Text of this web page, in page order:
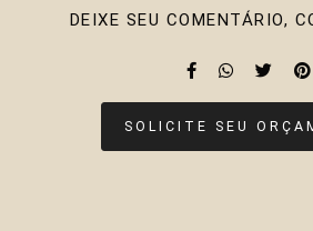
DEIXE SEU COMENTÁRIO,
SOLICITE SEU